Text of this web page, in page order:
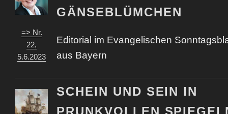
=> Nr.
22,
5.6.2023
GÄNSEBLÜMCHEN
Editorial im Evangelischen
aus Bayern
SCHEIN UND SEIN IN